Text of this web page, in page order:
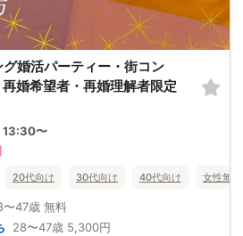
グ婚活パーティー・街コン
婚希望者・再婚理解者限定
13:30〜
20代向け 30代向け 40代向け 女性無料
〜47歳 無料
28〜47歳 5,300円